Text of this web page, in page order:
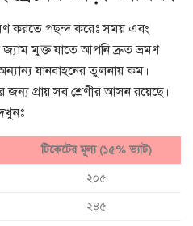
করতে পছন্দ করেঃ সময় এবং
জ্যাম মুক্ত যাতে আপনি দ্রুত ভ্রমণ
যানবাহনের তুলনায় কম।
প্রায় সব শ্রেণীর আসন রয়েছে।
টিকেটের মূল্য (১৫% ভ্যাট)
২০৫
২৪৫